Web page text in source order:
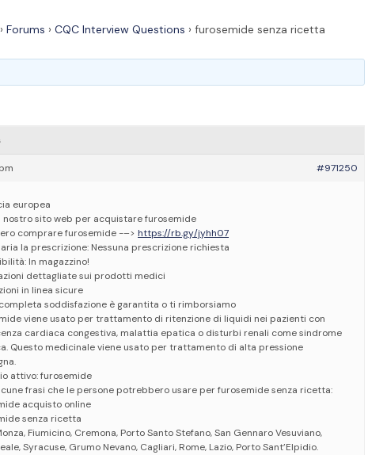
› Forums › CQC Interview Questions › furosemide senza ricetta
#971250
europea
nostro sito web per acquistare furosemide
comprare furosemide -–>https://rb.gy/jyhh07
la prescrizione: Nessuna prescrizione richiesta
In magazzino!
dettagliate sui prodotti medici
in linea sicure
soddisfazione è garantita o ti rimborsiamo
viene usato per trattamento di ritenzione di liquidi nei pazienti con
cardiaca congestiva, malattia epatica o disturbi renali come sindrome
Questo medicinale viene usato per trattamento di alta pressione
attivo: furosemide
frasi che le persone potrebbero usare per furosemide senza ricetta:
acquisto online
senza ricetta
Fiumicino, Cremona, Porto Santo Stefano, San Gennaro Vesuviano,
Syracuse, Grumo Nevano, Cagliari, Rome, Lazio, Porto Sant’Elpidio.